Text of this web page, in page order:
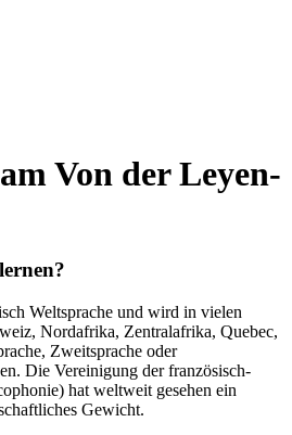
Von der Leyen-
Weltsprache und wird in vielen
Nordafrika, Zentralafrika, Quebec,
Zweitsprache oder
Die Vereinigung der französisch-
hat weltweit gesehen ein
Gewicht.